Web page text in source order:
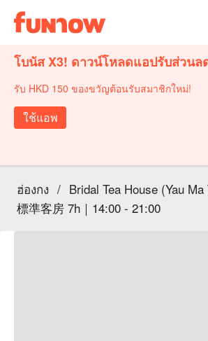
โบนัส X3! ดาวน์โหลดแอปรับส่วนล
รับ HKD 150 ของขวัญต้อนรับสมาชิกใหม่!
ใช้แอพ
ฮ่องกง / Bridal Tea House (Yau Ma
標準客房 7h｜14:00 - 21:00